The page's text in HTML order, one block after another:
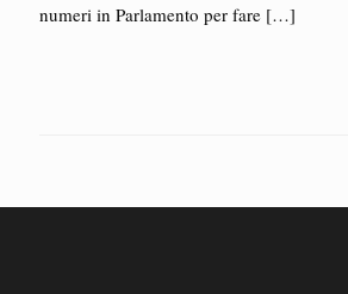
numeri in Parlamento per fare […]